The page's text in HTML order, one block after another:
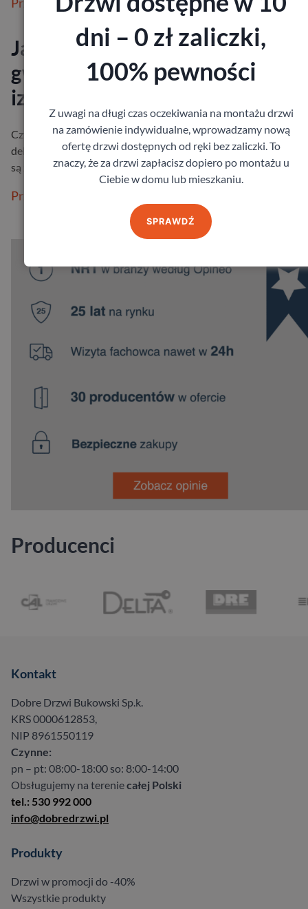
Jaka grubość drzwi
gwarantuje bezpieczeństwo i
izolację?
Czy zdarzyło Ci się kiedyś poczuć, że od drzwi zewnętrznych
delikatnie ciągnie chłodem? Albo zauważyć, że mimo tego, że
są zamknięte, …
Przeczytaj więcej
Producenci
Kontakt
Dobre Drzwi Bukowski Sp.k.
KRS 0000612853,
NIP 8961550119
Czynne:
pn – pt: 08:00-18:00 so: 8:00-14:00
Obsługujemy na tereniecałej Polski
tel.: 530 992 000
info@dobredrzwi.pl
Produkty
Drzwi w promocji do -40%
Wszystkie produkty
dni – 0 zł zaliczki,
100% pewności
Z uwagi na długi czas oczekiwania na montażu drzwi
na zamówienie indywidualne, wprowadzamy nową
ofertę drzwi dostępnych od ręki bez zaliczki. To
znaczy, że za drzwi zapłacisz dopiero po montażu u
Ciebie w domu lub mieszkaniu.
SPRAWDŹ